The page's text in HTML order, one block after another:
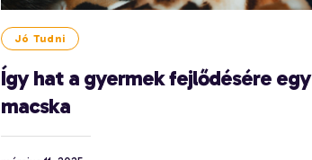
Jó Tudni
Így hat a gyermek fejlődésére egy
macska